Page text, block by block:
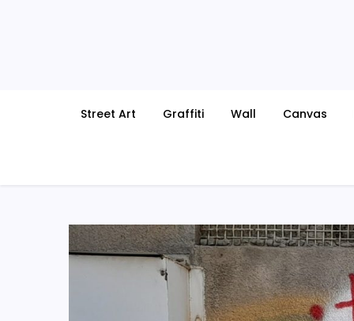
Street Art Graffiti Wall Canvas